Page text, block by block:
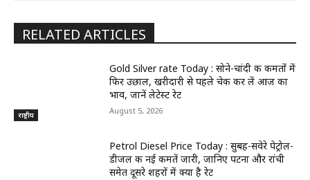
RELATED ARTICLES
राष्ट्रीय
Gold Silver rate Today : सोने-चांदी की कीमतों में
फिर उछाल, खरीदारी से पहले चेक कर लें आज का
भाव, जानें लेटेस्ट रेट
August 5, 2026
Petrol Diesel Price Today : सुबह-सवेरे पेट्रोल-
डीजल की नई कीमतें जारी, जानिए पटना और रांची
समेत दूसरे शहरों में क्या है रेट